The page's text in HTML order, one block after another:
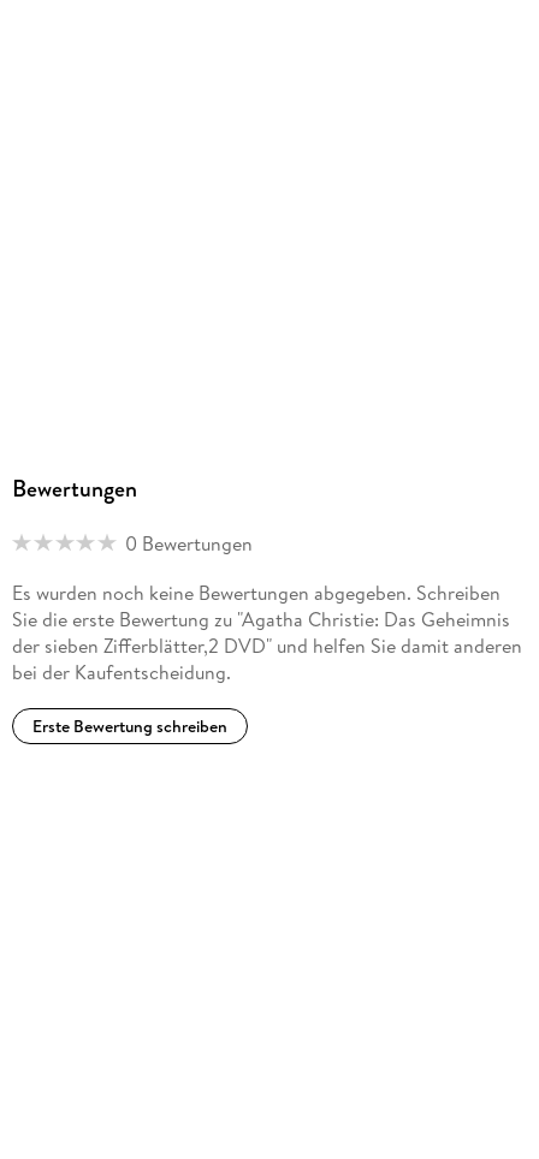
Bewertungen
0 Bewertungen
Es wurden noch keine Bewertungen abgegeben. Schreiben
Sie die erste Bewertung zu "Agatha Christie: Das Geheimnis
der sieben Zifferblätter,2 DVD" und helfen Sie damit anderen
bei der Kaufentscheidung.
Erste Bewertung schreiben